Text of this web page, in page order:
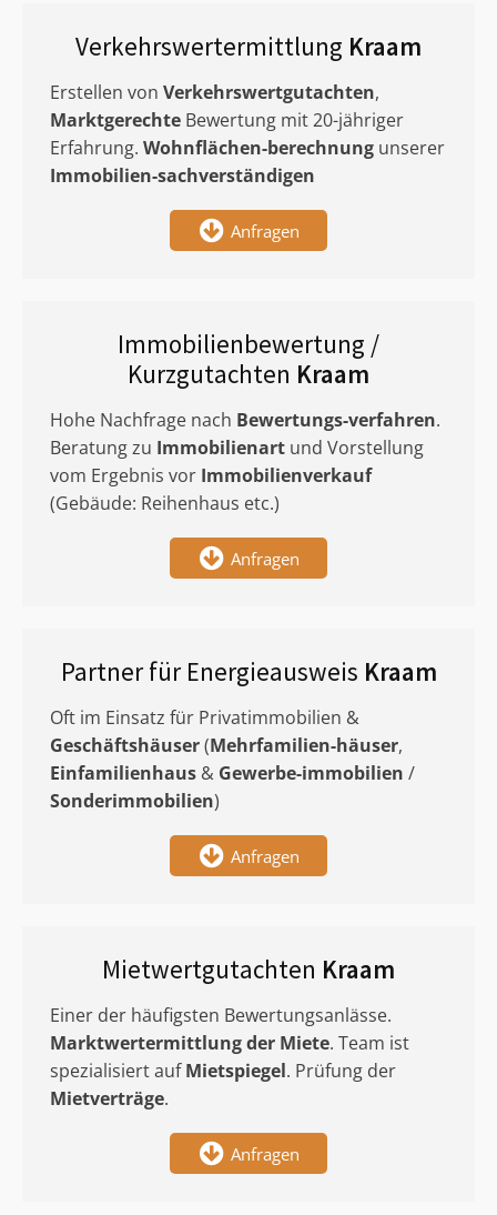
Verkehrswertermittlung Kraam
Erstellen von Verkehrswertgutachten,
Marktgerechte Bewertung mit 20-jähriger
Erfahrung. Wohnflächen-berechnung unserer
Immobilien-sachverständigen
Anfragen
Immobilienbewertung /
Kurzgutachten Kraam
Hohe Nachfrage nach Bewertungs-verfahren.
Beratung zu Immobilienart und Vorstellung
vom Ergebnis vor Immobilienverkauf
(Gebäude: Reihenhaus etc.)
Anfragen
Partner für Energieausweis Kraam
Oft im Einsatz für Privatimmobilien &
Geschäftshäuser(Mehrfamilien-häuser,
Einfamilienhaus & Gewerbe-immobilien /
Sonderimmobilien)
Anfragen
Mietwertgutachten Kraam
Einer der häufigsten Bewertungsanlässe.
Marktwertermittlungder Miete. Team ist
spezialisiert aufMietspiegel. Prüfung der
Mietverträge.
Anfragen